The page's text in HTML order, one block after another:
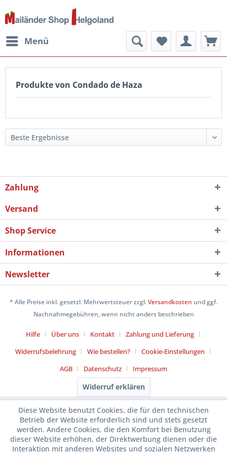
Menü
Produkte von Condado de Haza
Zahlung
Versand
Shop Service
Informationen
Newsletter
* Alle Preise inkl. gesetzl. Mehrwertsteuer zzgl.Versandkosten und ggf.
Nachnahmegebühren, wenn nicht anders beschrieben
Hilfe Über uns Kontakt
Zahlung und Lieferung
Widerrufsbelehrung
Wie bestellen?
Cookie-Einstellungen
AGB
Datenschutz Impressum
Widerruf erklären
Diese Website benutzt Cookies, die für den technischen
Betrieb der Website erforderlich sind und stets gesetzt
werden. Andere Cookies, die den Komfort bei Benutzung
dieser Website erhöhen, der Direktwerbung dienen oder die
Interaktion mit anderen Websites und sozialen Netzwerken